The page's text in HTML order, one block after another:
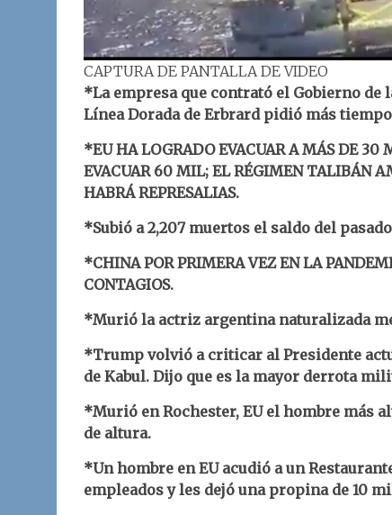
CAPTURA DE PANTALLA DE VIDEO
*La empresa que contrató el Gobierno de
Línea Dorada de Erbrard pidió más
*EU HA LOGRADO EVACUAR A MÁS DE 30
EVACUAR 60 MIL; EL RÉGIMEN TALIBÁN
HABRÁ REPRESALIAS.
*Subió a 2,207 muertos el saldo del
*CHINA POR PRIMERA VEZ EN LA
CONTAGIOS.
*Murió la actriz argentina naturalizada
*Trump volvió a criticar al Presidente
de Kabul. Dijo que es la mayor derrota
*Murió en Rochester, EU el hombre más
de altura.
*Un hombre en EU acudió a un
empleados y les dejó una propina de 10